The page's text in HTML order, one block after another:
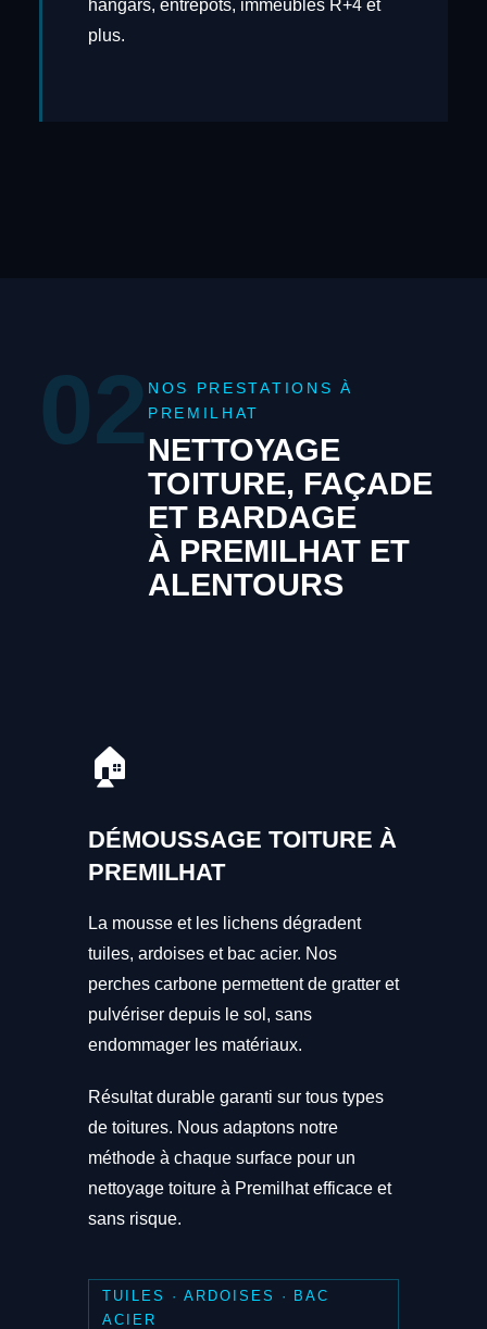
hangars, entrepôts, immeubles R+4 et
plus.
02 NOS PRESTATIONS À
PREMILHAT
NETTOYAGE
TOITURE, FAÇADE
ET BARDAGE
À PREMILHAT ET
ALENTOURS
🏠
DÉMOUSSAGE TOITURE À
PREMILHAT
La mousse et les lichens dégradent
tuiles, ardoises et bac acier. Nos
perches carbone permettent de gratter et
pulvériser depuis le sol, sans
endommager les matériaux.
Résultat durable garanti sur tous types
de toitures. Nous adaptons notre
méthode à chaque surface pour un
nettoyage toiture à Premilhat efficace et
sans risque.
TUILES · ARDOISES · BAC
ACIER